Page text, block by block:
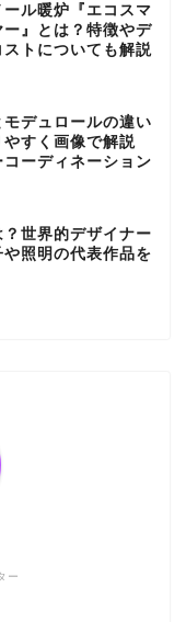
ル暖炉『エコスマ
ー』とは？特徴やデ
ストについても解説
デュロールの違い
やすく画像で解説
コーディネーション
世界的デザイナー
照明の代表作品を
ー